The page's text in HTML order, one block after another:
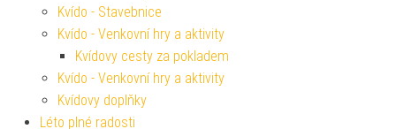
Kvído - Stavebnice
Kvído - Venkovní hry a aktivity
Kvídovy cesty za pokladem
Kvído - Venkovní hry a aktivity
Kvídovy doplňky
Léto plné radosti